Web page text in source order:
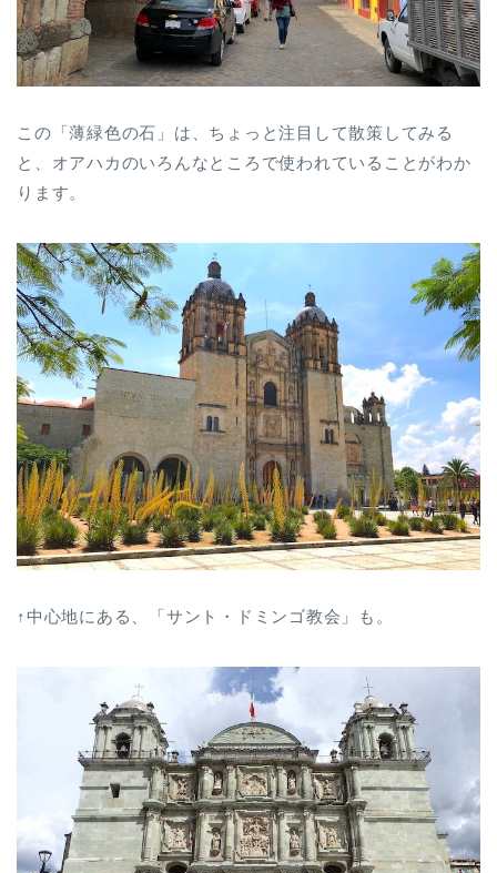
この「薄緑色の石」は、ちょっと注目して散策してみる
と、オアハカのいろんなところで使われていることがわか
ります。
↑中心地にある、「サント・ドミンゴ教会」も。